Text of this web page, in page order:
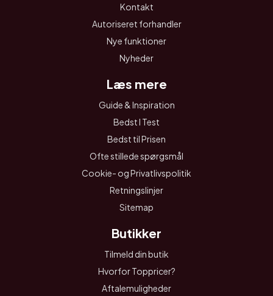
Kontakt
Autoriseret forhandler
Nye funktioner
Nyheder
Læs mere
Guide & Inspiration
Bedst I Test
Bedst til Prisen
Ofte stillede spørgsmål
Cookie- og Privatlivspolitik
Retningslinjer
Sitemap
Butikker
Tilmeld din butik
Hvorfor Toppricer?
Aftalemuligheder